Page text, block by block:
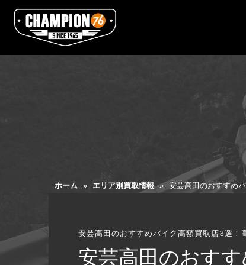
ホーム » エリア別買取情報 » 安芸高田のおすすめ
安芸高田のおすすめバイク高額買取店3選！
安芸高田のおす